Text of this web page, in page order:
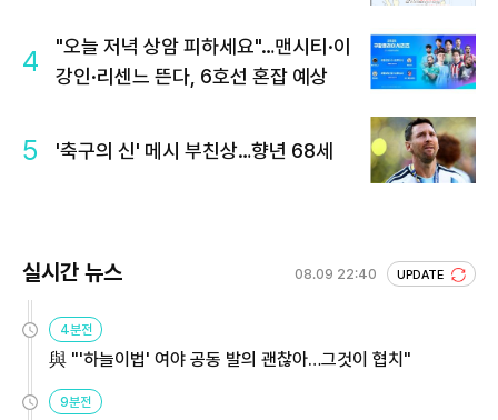
4
"오늘 저녁 상암 피하세요"…맨시티·이
강인·리센느 뜬다, 6호선 혼잡 예상
5 '축구의 신' 메시 부친상…향년 68세
실시간 뉴스 08.09 22:40 UPDATE
4분전
與 "'하늘이법' 여야 공동 발의 괜찮아…그것이 협치"
9분전